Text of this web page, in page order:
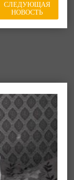
СЛЕДУЮЩАЯ
НОВОСТЬ